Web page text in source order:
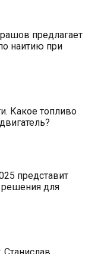
предлагает
наитию при
Какое топливо
представит
решения для
Станислав